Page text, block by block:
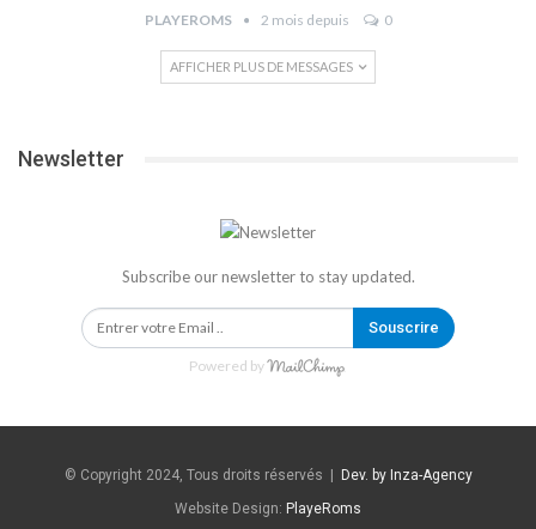
PLAYEROMS 2 mois depuis 0
AFFICHER PLUS DE MESSAGES
Newsletter
Subscribe our newsletter to stay updated.
Souscrire
Powered by
© Copyright 2024, Tous droits réservés | Dev. by Inza-Agency
Website Design: PlayeRoms